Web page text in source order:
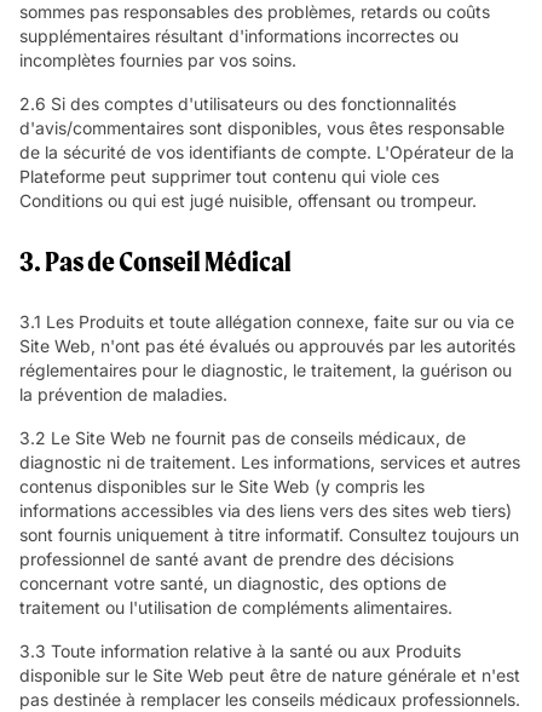
sommes pas responsables des problèmes, retards ou coûts
supplémentaires résultant d'informations incorrectes ou
incomplètes fournies par vos soins.
2.6 Si des comptes d'utilisateurs ou des fonctionnalités
d'avis/commentaires sont disponibles, vous êtes responsable
de la sécurité de vos identifiants de compte. L'Opérateur de la
Plateforme peut supprimer tout contenu qui viole ces
Conditions ou qui est jugé nuisible, offensant ou trompeur.
3. Pas de Conseil Médical
3.1 Les Produits et toute allégation connexe, faite sur ou via ce
Site Web, n'ont pas été évalués ou approuvés par les autorités
réglementaires pour le diagnostic, le traitement, la guérison ou
la prévention de maladies.
3.2 Le Site Web ne fournit pas de conseils médicaux, de
diagnostic ni de traitement. Les informations, services et autres
contenus disponibles sur le Site Web (y compris les
informations accessibles via des liens vers des sites web tiers)
sont fournis uniquement à titre informatif. Consultez toujours un
professionnel de santé avant de prendre des décisions
concernant votre santé, un diagnostic, des options de
traitement ou l'utilisation de compléments alimentaires.
3.3 Toute information relative à la santé ou aux Produits
disponible sur le Site Web peut être de nature générale et n'est
pas destinée à remplacer les conseils médicaux professionnels.